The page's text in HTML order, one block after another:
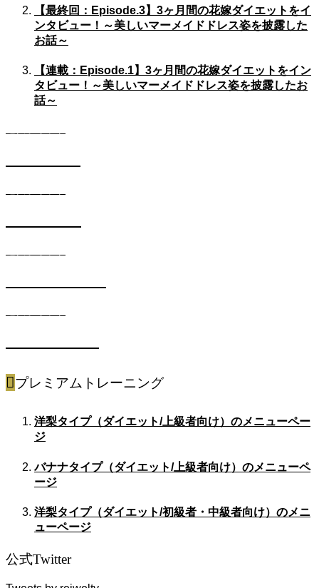
【最終回：Episode.3】3ヶ月間の花嫁ダイエットをイ
ンタビュー！～美しいマーメイドドレス姿を披露した
お話～
【連載：Episode.1】3ヶ月間の花嫁ダイエットをイン
タビュー！～美しいマーメイドドレス姿を披露したお
話～
プレミアムトレーニング
洋梨タイプ（ダイエット/上級者向け）のメニューペー
ジ
バナナタイプ（ダイエット/上級者向け）のメニューペ
ージ
洋梨タイプ（ダイエット/初級者・中級者向け）のメニ
ューページ
公式Twitter